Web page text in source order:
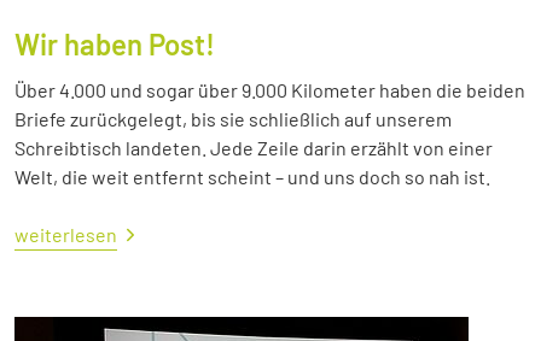
Wir haben Post!
Über 4.000 und sogar über 9.000 Kilometer haben die beiden
Briefe zurückgelegt, bis sie schließlich auf unserem
Schreibtisch landeten. Jede Zeile darin erzählt von einer
Welt, die weit entfernt scheint – und uns doch so nah ist.
weiterlesen